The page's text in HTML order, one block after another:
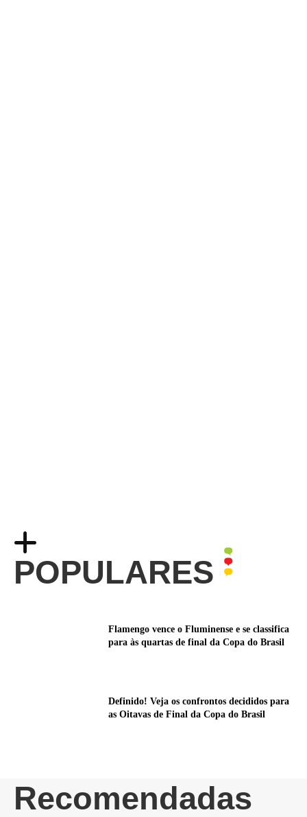
POPULARES
Flamengo vence o Fluminense e se classifica
para às quartas de final da Copa do Brasil
Definido! Veja os confrontos decididos para
as Oitavas de Final da Copa do Brasil
Recomendadas